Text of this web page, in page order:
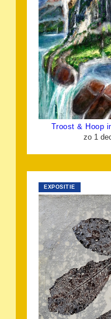
Troost & Hoop
zo 1
EXPOSITIE